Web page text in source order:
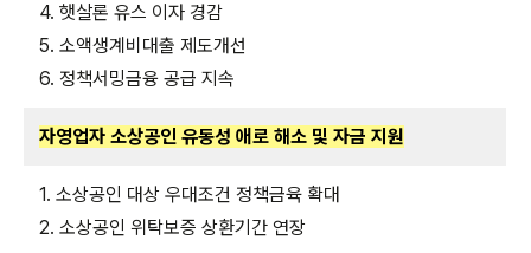
4. 햇살론 유스 이자 경감
5. 소액생계비대출 제도개선
6. 정책서밍금융 공급 지속
자영업자 소상공인 유동성 애로 해소 및 자금 지원
1. 소상공인 대상 우대조건 정책금육 확대
2. 소상공인 위탁보증 상환기간 연장